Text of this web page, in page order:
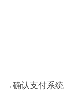
→确认支付系统